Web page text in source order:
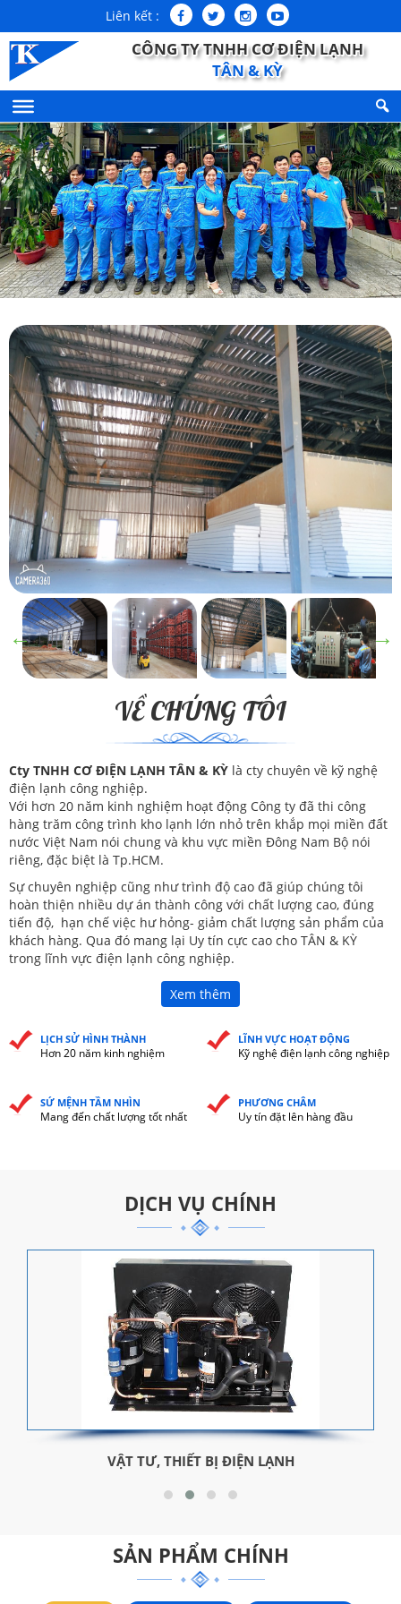
Liên kết :
CÔNG TY TNHH CƠ ĐIỆN LẠNH
TÂN & KỲ
VỀ CHÚNG TÔI
Cty TNHH CƠ ĐIỆN LẠNH TÂN & KỲ là cty chuyên về kỹ nghệ
điện lạnh công nghiệp.
Với hơn 20 năm kinh nghiệm hoạt động Công ty đã thi công
hàng trăm công trình kho lạnh lớn nhỏ trên khắp mọi miền đất
nước Việt Nam nói chung và khu vực miền Đông Nam Bộ nói
riêng, đặc biệt là Tp.HCM.
Sự chuyên nghiệp cũng như trình độ cao đã giúp chúng tôi
hoàn thiện nhiều dự án thành công với chất lượng cao, đúng
tiến độ, hạn chế việc hư hỏng- giảm chất lượng sản phẩm của
khách hàng. Qua đó mang lại Uy tín cực cao cho TÂN & KỲ
trong lĩnh vực điện lạnh công nghiệp.
Xem thêm
LỊCH SỬ HÌNH THÀNH
Hơn 20 năm kinh nghiệm
SỨ MỆNH TẦM NHÌN
Mang đến chất lượng tốt nhất
LĨNH VỰC HOẠT ĐỘNG
Kỹ nghệ điện lạnh công nghiệp
PHƯƠNG CHÂM
Uy tín đặt lên hàng đầu
DỊCH VỤ CHÍNH
VẬT TƯ, THIẾT BỊ ĐIỆN LẠNH
SẢN PHẨM CHÍNH